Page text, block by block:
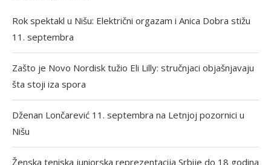
Rok spektakl u Nišu: Električni orgazam i Anica Dobra stižu
11. septembra
Zašto je Novo Nordisk tužio Eli Lilly: stručnjaci objašnjavaju
šta stoji iza spora
Dženan Lončarević 11. septembra na Letnjoj pozornici u
Nišu
Ženska teniska juniorska reprezentacija Srbije do 18 godina